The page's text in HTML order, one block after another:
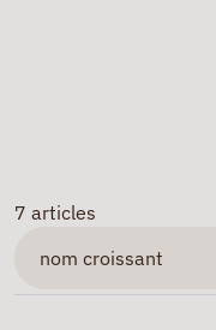
7 articles